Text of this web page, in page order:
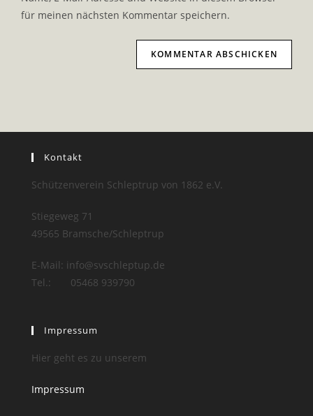
ein
für meinen nächsten Kommentar speichern.
Kontakt
Schützenverein Schleptrup von 1862 e.V.
Stiegeweg 71
49565 Bramsche/Schleptrup
E-Mail: info@svschleptup.de
Tel.: 05468 939790
Impressum
Hier geht es zu unserem
Impressum